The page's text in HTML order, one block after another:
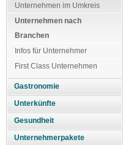
Unternehmen im Umkreis
Unternehmen nach
Branchen
Infos für Unternehmer
First Class Unternehmen
Gastronomie
Unterkünfte
Gesundheit
Unternehmerpakete